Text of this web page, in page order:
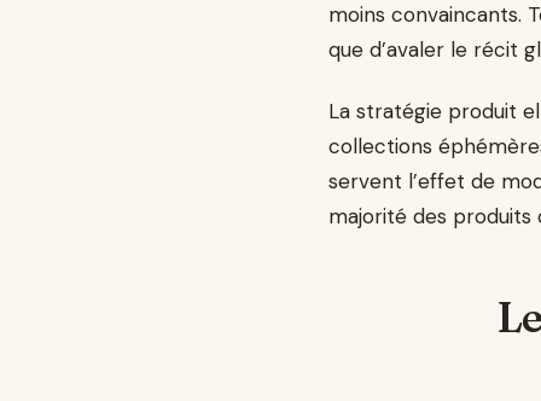
moins convaincants.
que d’avaler le récit
La stratégie produit
collections
servent l’effet de
majorité des produits